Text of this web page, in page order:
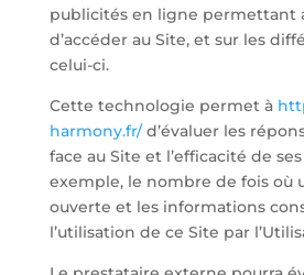
publicités en ligne permettant
d’accéder au Site, et sur les
celui-ci.
Cette technologie permet à
harmony.fr/d’évaluer les
face au Site et l’efficacité de
exemple, le nombre de fois où
ouverte et les informations
l’utilisation de ce Site par